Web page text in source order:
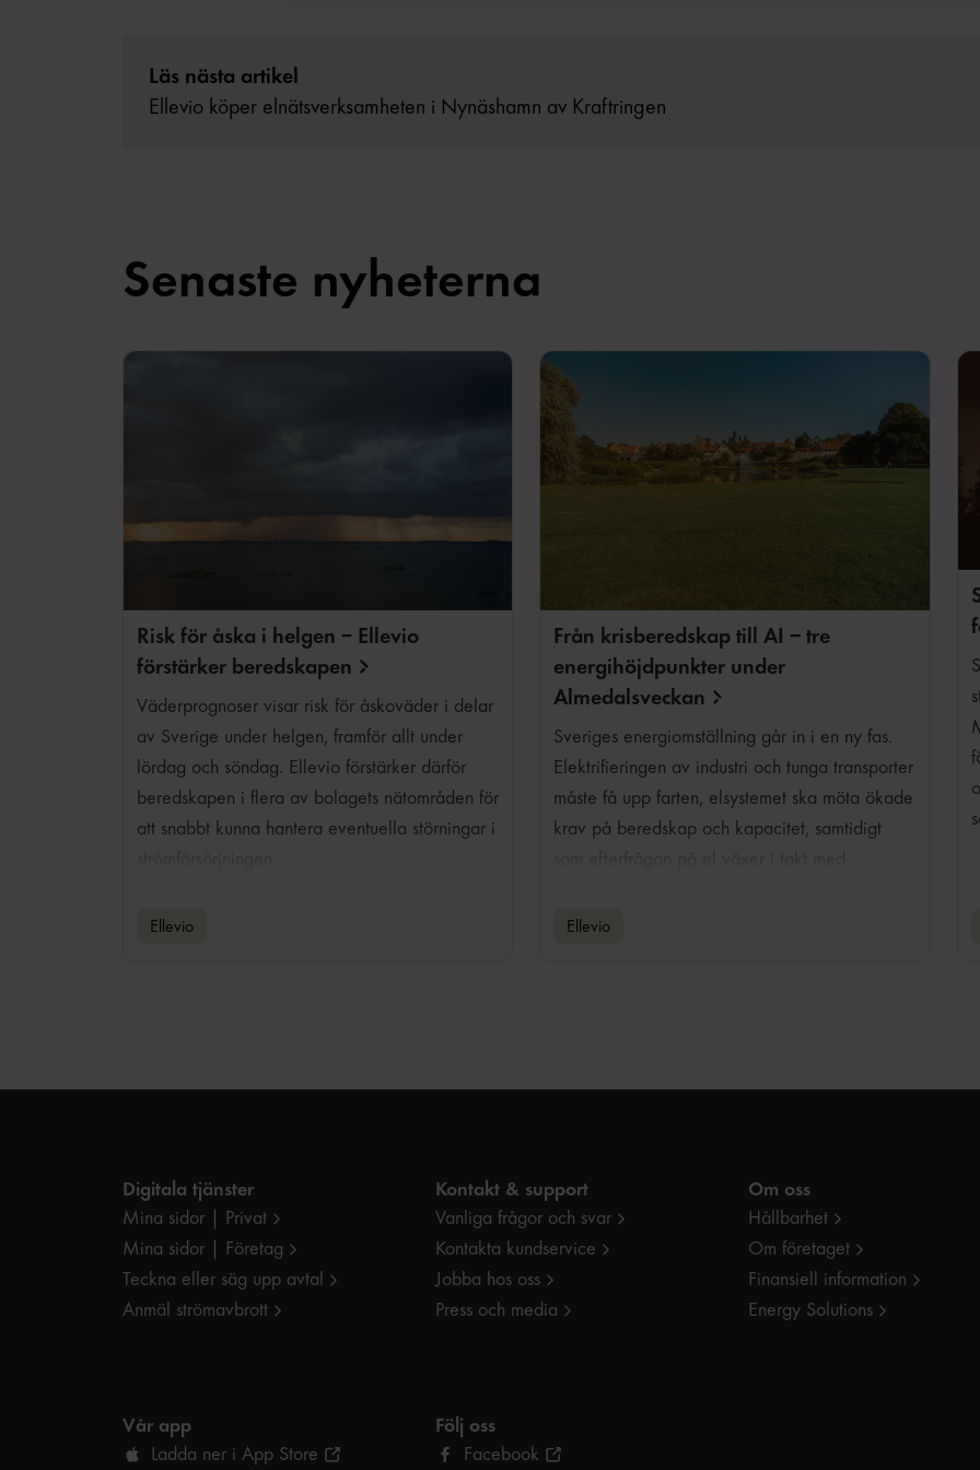
Läs nästa artikel
Ellevio köper elnätsverksamheten i Nynäshamn av Kraftringen
Senaste nyheterna
Risk för åska i helgen – Ellevio
förstärker beredskapen
Väderprognoser visar risk för åskoväder i delar
av Sverige under helgen, framför allt under
lördag och söndag. Ellevio förstärker därför
beredskapen i flera av bolagets nätområden för
att snabbt kunna hantera eventuella störningar i
Ellevio
Från krisberedskap till AI – tre
energihöjdpunkter under
Almedalsveckan
Sveriges energiomställning går in i en ny fas.
Elektrifieringen av industri och tunga transporter
måste få upp farten, elsystemet ska möta ökade
krav på beredskap och kapacitet, samtidigt
som efterfrågan på el växer i takt med
Politik, myndigheter och näringsliv behöver hitta
Ellevio
Digitala tjänster
Mina sidor | Privat
Mina sidor | Företag
Teckna eller säg upp avtal
Anmäl strömavbrott
Kontakt & support
Vanliga frågor och svar
Kontakta kundservice
Jobba hos oss
Press och media
Om oss
Hållbarhet
Om företaget
Finansiell information
Energy Solutions
Vår app
Ladda ner i App Store
Följ oss
Facebook